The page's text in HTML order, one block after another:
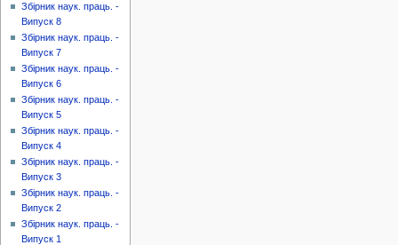
Збірник наук. праць. -
Випуск 8
Збірник наук. праць. -
Випуск 7
Збірник наук. праць. -
Випуск 6
Збірник наук. праць. -
Випуск 5
Збірник наук. праць. -
Випуск 4
Збірник наук. праць. -
Випуск 3
Збірник наук. праць. -
Випуск 2
Збірник наук. праць. -
Випуск 1